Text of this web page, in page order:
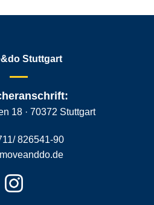
Stuttgart
18 · 70372 Stuttgart
826541-90